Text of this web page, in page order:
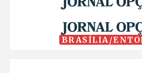
BRASÍLIA/